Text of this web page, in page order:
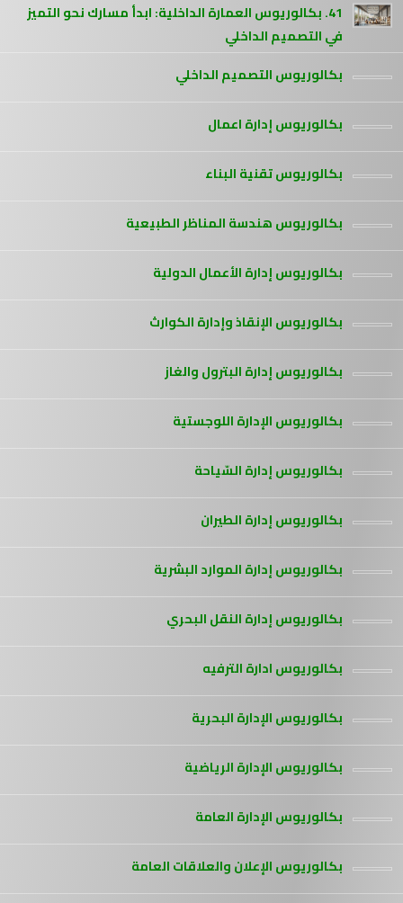
41. بكالوريوس العمارة الداخلية: ابدأ مسارك نحو التميز
في التصميم الداخلي
بكالوريوس التصميم الداخلي
بكالوريوس إدارة اعمال
بكالوريوس تقنية البناء
بكالوريوس هندسة المناظر الطبيعية
بكالوريوس إدارة الأعمال الدولية
بكالوريوس الإنقاذ وإدارة الكوارث
بكالوريوس إدارة البترول والغاز
بكالوريوس الإدارة اللوجستية
بكالوريوس إدارة السّياحة
بكالوريوس إدارة الطيران
بكالوريوس إدارة الموارد البشرية
بكالوريوس إدارة النقل البحري
بكالوريوس ادارة الترفيه
بكالوريوس الإدارة البحرية
بكالوريوس الإدارة الرياضية
بكالوريوس الإدارة العامة
بكالوريوس الإعلان والعلاقات العامة